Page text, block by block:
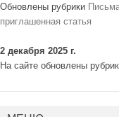
Обновлены рубрики
приглашенная статья
2 декабря 2025 г.
На сайте обновлены